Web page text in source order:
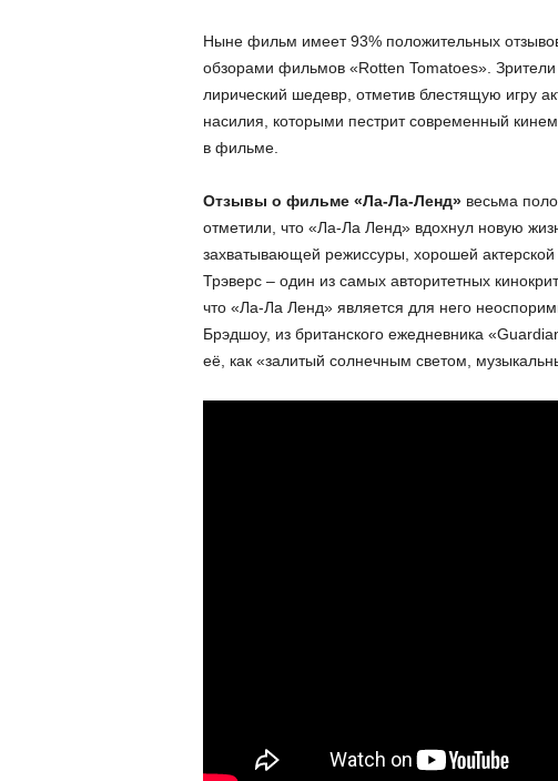
Ныне фильм имеет 93% положительных
обзорами фильмов «Rotten Tomatoes». Зрители
лирический шедевр, отметив блестящую игру
насилия, которыми пестрит современный
в фильме.
Отзывы о фильме «Ла-Ла-Ленд»весьма
отметили, что «Ла-Ла Ленд» вдохнул новую
захватывающей режиссуры, хорошей
Трэверс – один из самых авторитетных
что «Ла-Ла Ленд» является для него
Брэдшоу, из британского ежедневника
её, как «залитый солнечным светом,